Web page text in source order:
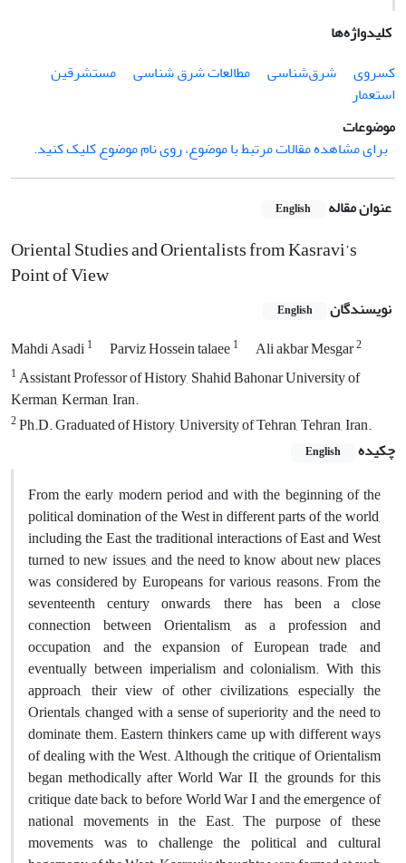
کلیدواژه‌ها
کسروی
شرق‌شناسی مطالعات شرق شناسی
مستشرقین
استعمار
موضوعات
برای مشاهده مقالات مرتبط با موضوع، روی نام موضوع کلیک کنید.
عنوان مقاله English
Oriental Studies and Orientalists from Kasravi’s
Point of View
نویسندگان English
Mahdi Asadi1 Parviz Hossein talaee1 Ali akbar Mesgar2
1Assistant Professor of History, Shahid Bahonar University of
Kerman, Kerman, Iran.
2Ph.D. Graduated of History, University of Tehran, Tehran, Iran.
چکیده
English
From the early modern period and with the beginning of the
political domination of the West in different parts of the world,
including the East, the traditional interactions of East and West
turned to new issues, and the need to know about new places
was considered by Europeans for various reasons. From the
seventeenth century onwards, there has been a close
connection between Orientalism, as a profession and
occupation, and the expansion of European trade, and
eventually between imperialism and colonialism. With this
approach, their view of other civilizations, especially the
Orientals, changed with a sense of superiority and the need to
dominate them. Eastern thinkers came up with different ways
of dealing with the West. Although the critique of Orientalism
began methodically after World War II, the grounds for this
critique date back to before World War I and the emergence of
national movements in the East. The purpose of these
movements was to challenge the political and cultural